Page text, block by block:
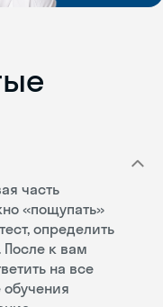
часть
«пощупать»
определить
После к вам
на все